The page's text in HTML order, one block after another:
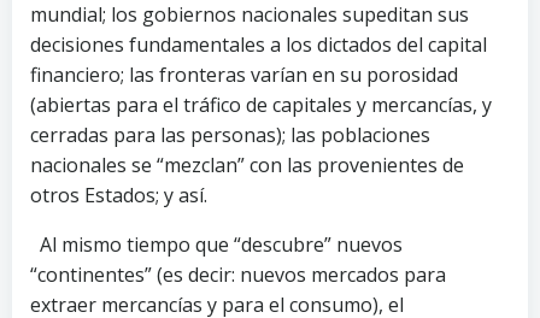
mundial; los gobiernos nacionales supeditan sus
decisiones fundamentales a los dictados del capital
financiero; las fronteras varían en su porosidad
(abiertas para el tráfico de capitales y mercancías, y
cerradas para las personas); las poblaciones
nacionales se “mezclan” con las provenientes de
otros Estados; y así.
Al mismo tiempo que “descubre” nuevos
“continentes” (es decir: nuevos mercados para
extraer mercancías y para el consumo), el